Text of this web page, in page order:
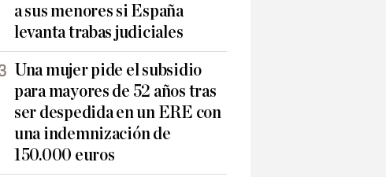
a sus menores si España
levanta trabas judiciales
Una mujer pide el subsidio
para mayores de 52 años tras
ser despedida en un ERE con
una indemnización de
150.000 euros